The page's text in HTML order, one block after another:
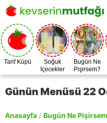
Tarif Küpü
Soğuk
İçecekler
Bugün Ne
Pişirsem?
Günün Menüsü 22
Anasayfa / Bugün Ne